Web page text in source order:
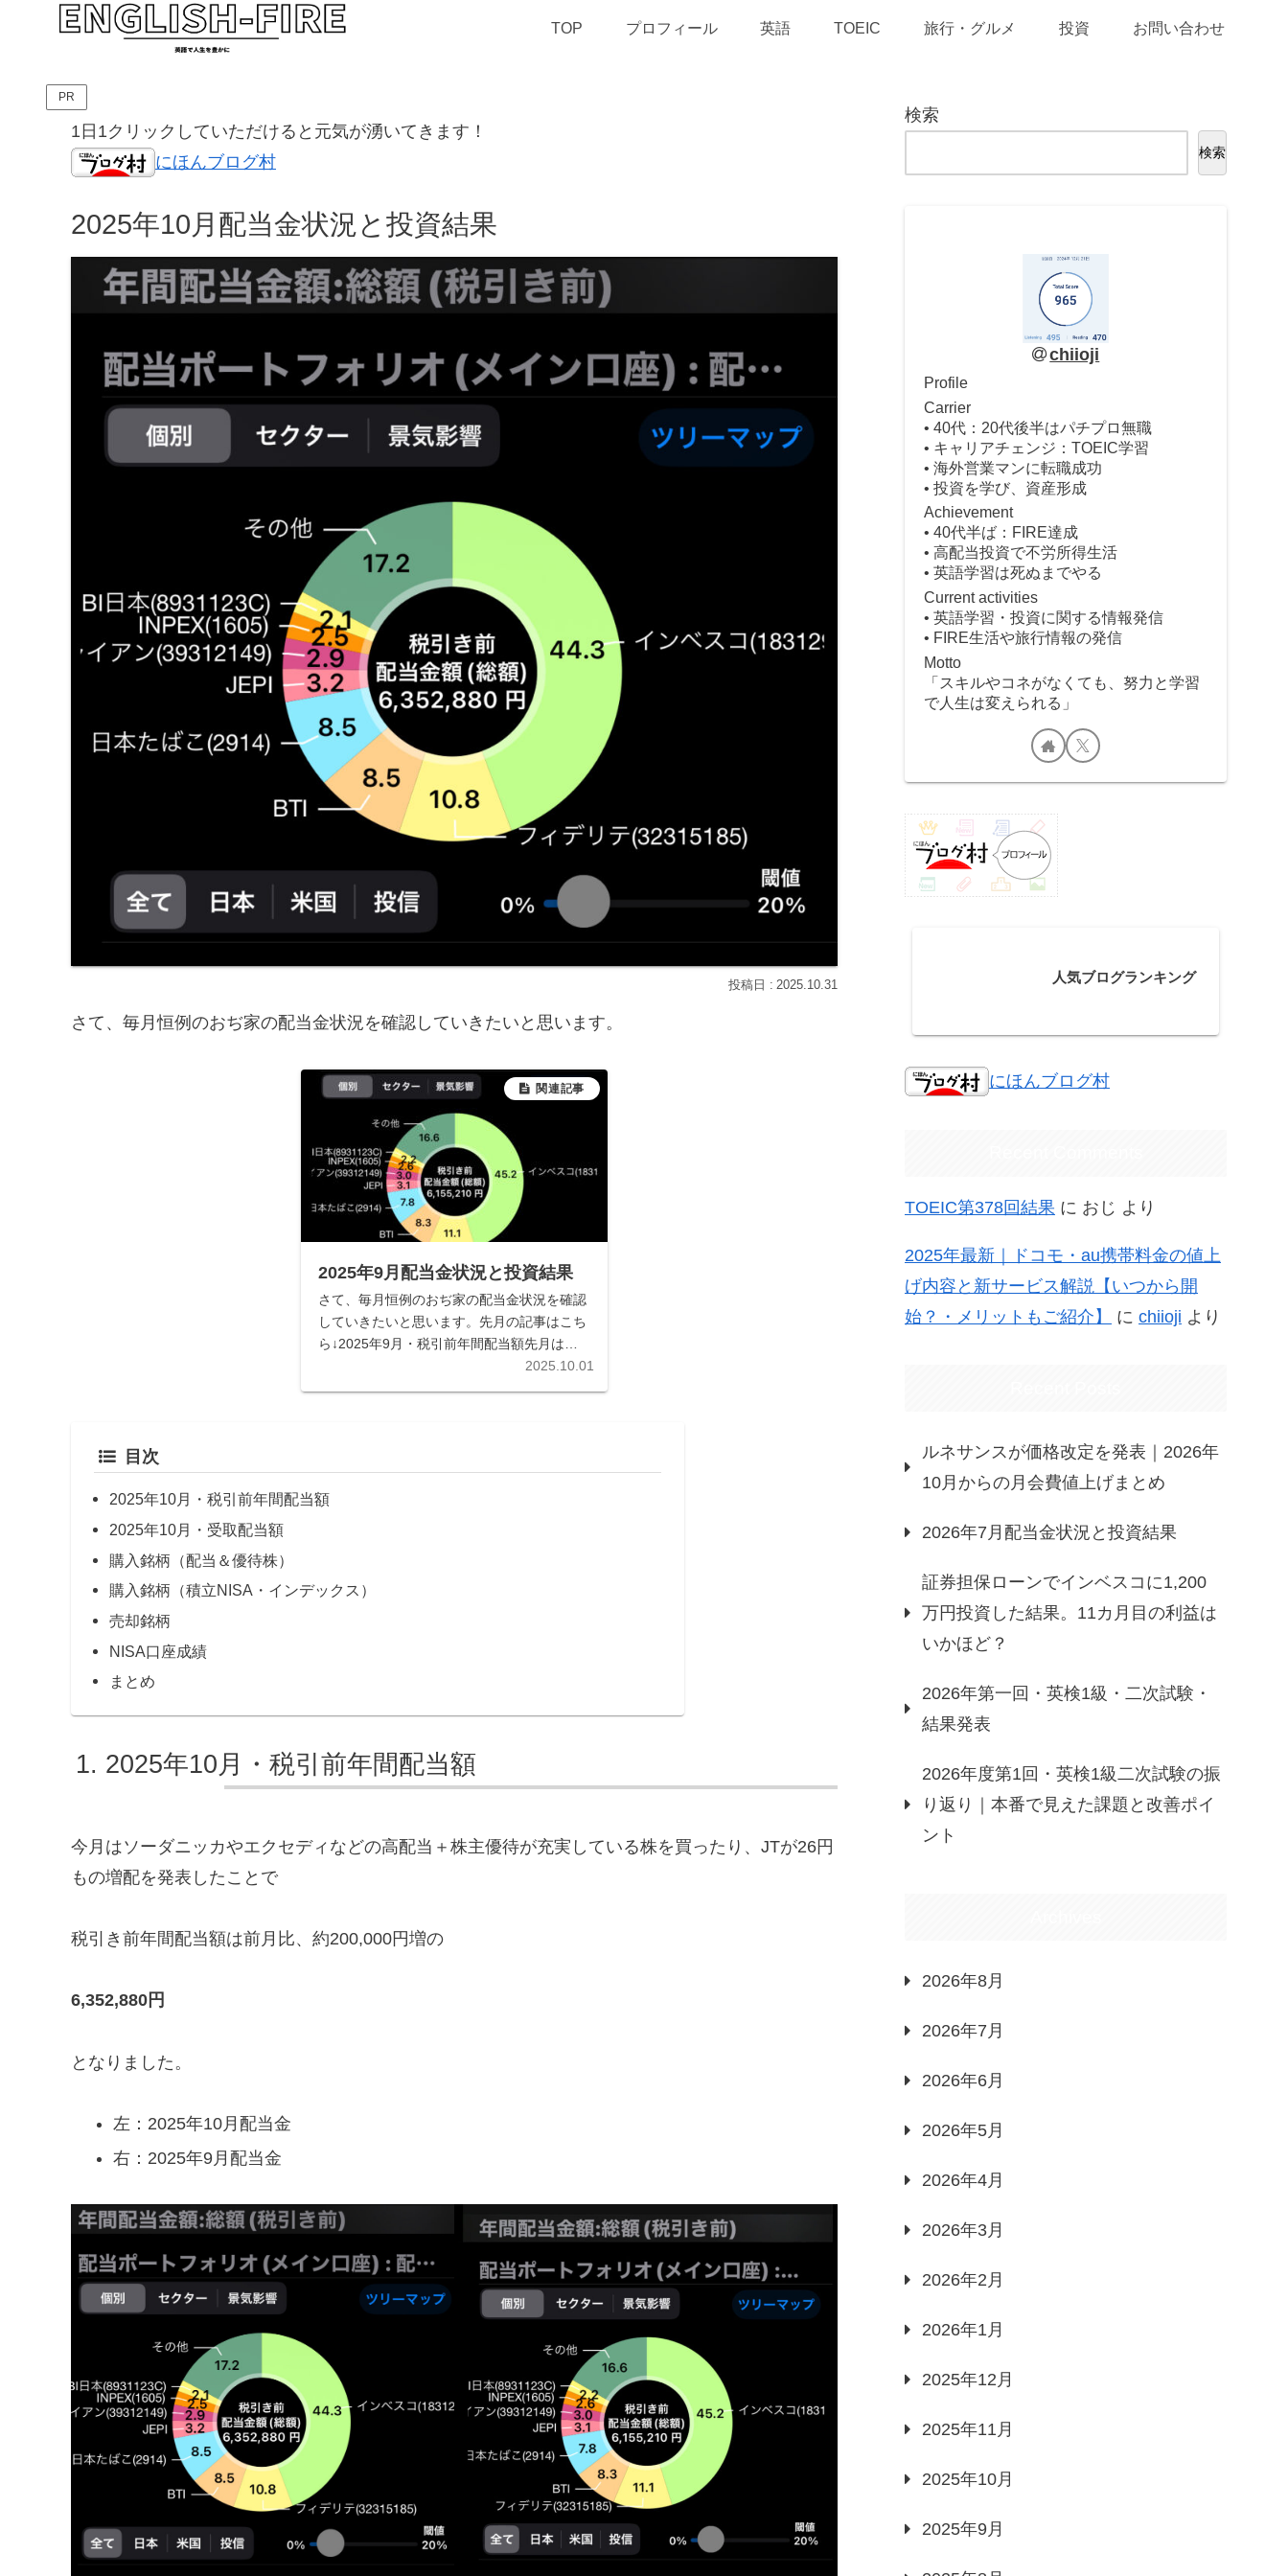
TOP プロフィール 英語 TOEIC 旅行・グルメ 投資 お問い合わせ
PR
1日1クリックしていただけると元気が湧いてきます！
にほんブログ村
2025年10月配当金状況と投資結果
2025.10.31
さて、毎月恒例のおぢ家の配当金状況を確認していきたいと思います。
2025年9月配当金状況と投資結果
さて、毎月恒例のおぢ家の配当金状況を確認
していきたいと思います。先月の記事はこち
ら↓2025年9月・税引前年間配当額先月は証
券担保ローンでインベスコを1,000万円分購
2025.10.01
目次
2025年10月・税引前年間配当額
2025年10月・受取配当額
購入銘柄（配当＆優待株）
購入銘柄（積立NISA・インデックス）
売却銘柄
NISA口座成績
まとめ
2025年10月・税引前年間配当額
今月はソーダニッカやエクセディなどの高配当＋株主優待が充実している株を買ったり、JTが26円
もの増配を発表したことで
税引き前年間配当額は前月比、約200,000円増の
6,352,880円
となりました。
左：2025年10月配当金
右：2025年9月配当金
検索
検索
chiioji
Profile
Carrier
• 40代：20代後半はパチプロ無職
• キャリアチェンジ：TOEIC学習
• 海外営業マンに転職成功
• 投資を学び、資産形成
Achievement
• 40代半ば：FIRE達成
• 高配当投資で不労所得生活
• 英語学習は死ぬまでやる
Current activities
• 英語学習・投資に関する情報発信
• FIRE生活や旅行情報の発信
Motto
「スキルやコネがなくても、努力と学習
で人生は変えられる」
人気ブログランキング
にほんブログ村
TOEIC第378回結果 に おじ より
2025年最新｜ドコモ・au携帯料金の値上
げ内容と新サービス解説【いつから開
始？・メリットもご紹介】
に chiioji より
ルネサンスが価格改定を発表｜2026年
10月からの月会費値上げまとめ
2026年7月配当金状況と投資結果
証券担保ローンでインベスコに1,200
万円投資した結果。11カ月目の利益は
いかほど？
2026年第一回・英検1級・二次試験・
結果発表
2026年度第1回・英検1級二次試験の振
り返り｜本番で見えた課題と改善ポイ
ント
2026年8月
2026年7月
2026年6月
2026年5月
2026年4月
2026年3月
2026年2月
2026年1月
2025年12月
2025年11月
2025年10月
2025年9月